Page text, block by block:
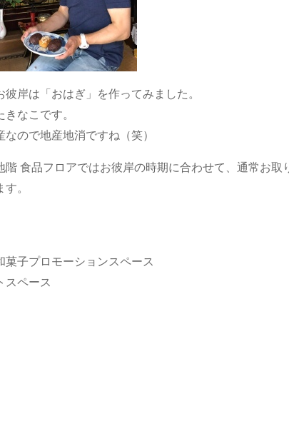
岸は「おはぎ」を作ってみました。
なこです。
ので地産地消ですね（笑）
食品フロアではお彼岸の時期に合わせて、通常お取
。
菓子プロモーションスペース
スペース